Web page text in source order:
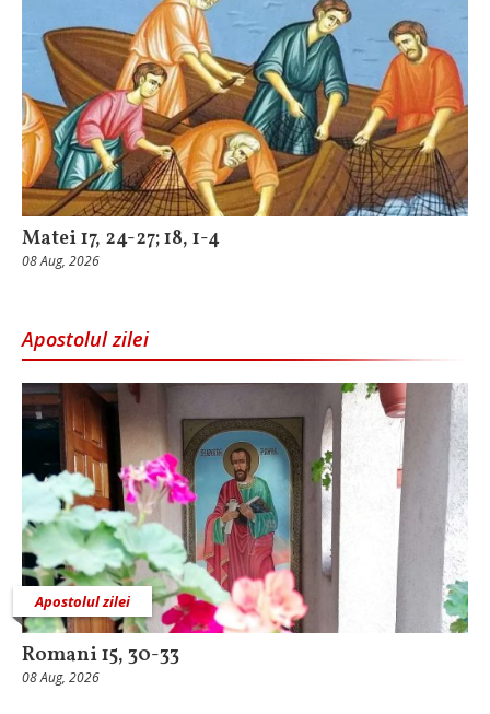
Matei 17, 24-27; 18, 1-4
08 Aug, 2026
Apostolul zilei
Apostolul zilei
Romani 15, 30-33
08 Aug, 2026